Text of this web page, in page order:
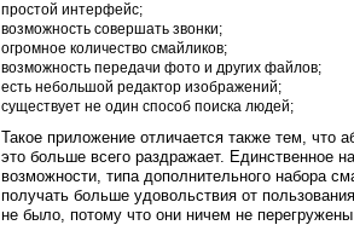
простой интерфейс;
возможность совершать звонки;
огромное количество смайликов;
возможность передачи фото и других файлов;
есть небольшой редактор изображений;
существует не один способ поиска людей;
Такое приложение отличается также тем, что
это больше всего раздражает. Единственное
возможности, типа дополнительного набора
получать больше удовольствия от
не было, потому что они ничем не